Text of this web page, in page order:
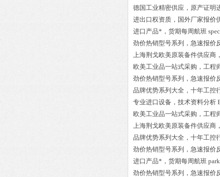
德国工业精密供应，原产证明
进出口权资质，国外厂家报价
进口产品*，货期每周航班
劲价热销型号系列，急速报价
上海荆戈欧美原装备件供应商
欧美工业品一站式采购，工程
劲价热销型号系列，急速报价
品牌优势系列大全，十年工控
专业进口设备，技术资料分析
欧美工业品一站式采购，工程
上海荆戈欧美原装备件供应商
品牌优势系列大全，十年工控
劲价热销型号系列，急速报价
进口产品*，货期每周航班
劲价热销型号系列，急速报价